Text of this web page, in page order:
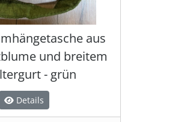
aus
und breitem
- grün
Details